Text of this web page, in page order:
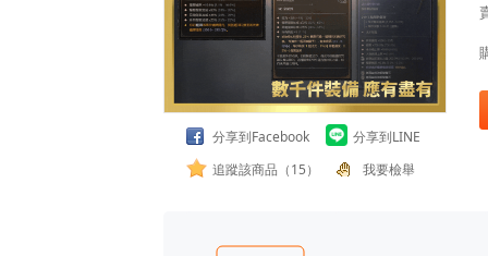
分享到Facebook
分享到LINE
追蹤該商品（15）
我要檢舉